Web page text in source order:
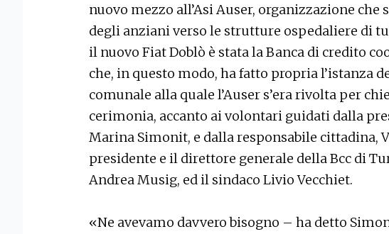
nuovo mezzo all’Asi Auser, organizzazione che
degli anziani verso le strutture ospedaliere di
il nuovo Fiat Doblò è stata la Banca di credito
che, in questo modo, ha fatto propria l’istanza
comunale alla quale l’Auser s’era rivolta per
cerimonia, accanto ai volontari guidati dalla
Marina Simonit, e dalla responsabile cittadina,
presidente e il direttore generale della Bcc di
Andrea Musig, ed il sindaco Livio Vecchiet.
«Ne avevamo davvero bisogno – ha detto